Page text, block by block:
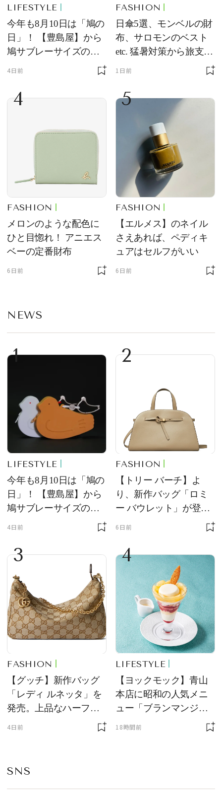
LIFESTYLE
今年も8月10日は「鳩の
日」！ 【豊島屋】から
鳩サブレーサイズのポ
ーチ「はとっこ」を限
4日前
FASHION
日傘5選、モンベルの財
布、サロモンのベスト
etc. 猛暑対策から旅支度
まで！ ｜今週の人気記
1日前
4
FASHION
メロンのような配色に
ひと目惚れ！ アニエス
ベーの定番財布
6日前
5
FASHION
【エルメス】のネイル
さえあれば、ペディキ
ュアはセルフがいい
6日前
NEWS
1
LIFESTYLE
今年も8月10日は「鳩の
日」！ 【豊島屋】から
鳩サブレーサイズのポ
ーチ「はとっこ」を限
4日前
2
FASHION
【トリー バーチ】よ
り、新作バッグ「ロミ
ー バウレット」が登
場！ デザイン性と収納
6日前
3
FASHION
【グッチ】新作バッグ
「レディ ルネッタ」を
発売。上品なハーフム
ーン型がスタイリング
4日前
4
LIFESTYLE
【ヨックモック】青山
本店に昭和の人気メニ
ュー「ブランマンジ
ェ」「ダックワーズ」
18時間前
SNS